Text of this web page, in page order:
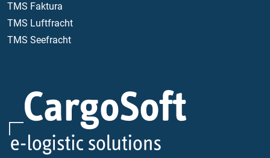
TMS Faktura
TMS Luftfracht
TMS Seefracht